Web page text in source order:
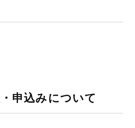
申込みについて